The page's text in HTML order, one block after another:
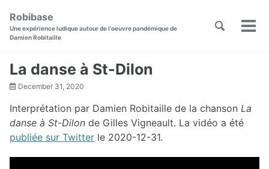
Skip
primary
content
footer
Robibase
Une expérience ludique autour de l'oeuvre pandémique de
Damien Robitaille
Toggle
La danse à St-Dilon
December 31, 2020
Interprétation par Damien Robitaille de la chanson La
danse à St-Dilon de Gilles Vigneault. La vidéo a été
publiée sur Twitter le 2020-12-31.